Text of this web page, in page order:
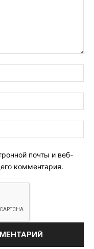
почты и веб-
комментария.